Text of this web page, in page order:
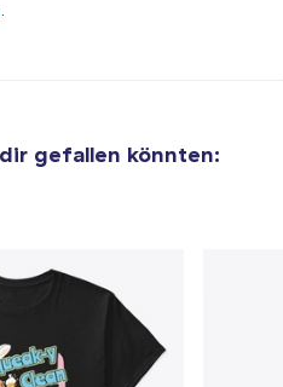
gefallen könnten:
Comfort Tee